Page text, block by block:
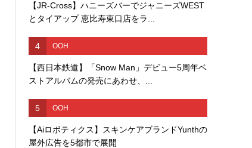
【JR-Cross】ハニーズバーでジャニーズWEST
とタイアップ 恵比寿東口店をラ...
4 OOH
【西日本鉄道】「Snow Man」デビュー5周年ベ
ストアルバムの発売にあわせ、...
5 OOH
【Aiロボティクス】スキンケアブランドYunthの
屋外広告を5都市で展開